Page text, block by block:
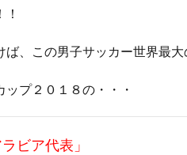
、この男子サッカー世界最
プ２０１８の・・・
ビア代表」